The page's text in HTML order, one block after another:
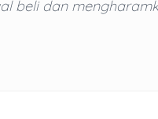
beli dan